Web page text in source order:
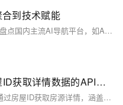
到技术赋能
2025年AI工具爆发，信息差仍存。本文盘点国内主流AI导航平台，如AI工具集、AI产品库、非猪AI等，解析其背后的数据采集、智能分类、个性化推荐技术，并展望空间智能、多模态交互与数字孪生驱动的未来演进方向，助力用户高效选型、开发者把握趋势。
安居客房产数据平台：根据房屋ID获取详情数据的API接口解析
本文介绍安居客房产API核心功能——通过房屋ID获取房源详情，涵盖接口请求方式、参数、认证机制及Python调用示例，适用于数据分析与应用开发，强调合法合规使用。